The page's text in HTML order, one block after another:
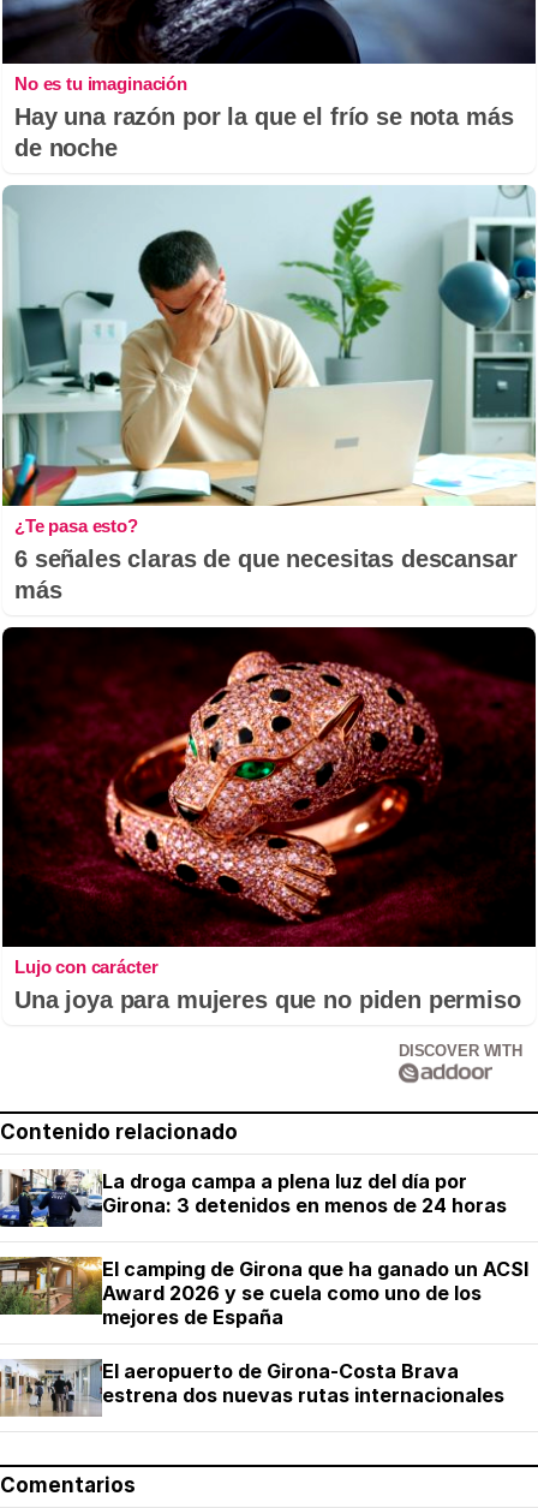
No es tu imaginación
Hay una razón por la que el frío se nota más
de noche
¿Te pasa esto?
6 señales claras de que necesitas descansar
más
Lujo con carácter
Una joya para mujeres que no piden permiso
DISCOVER WITH
Contenido relacionado
La droga campa a plena luz del día por
Girona: 3 detenidos en menos de 24 horas
El camping de Girona que ha ganado un ACSI
Award 2026 y se cuela como uno de los
mejores de España
El aeropuerto de Girona-Costa Brava
estrena dos nuevas rutas internacionales
Comentarios